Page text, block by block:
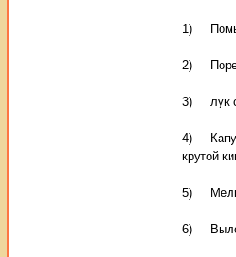
1)
2)
3) лук
4)
крутой
5) Мелко
6)